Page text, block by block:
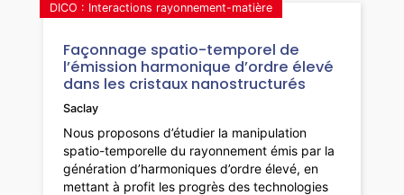
Façonnage spatio-temporel de
l’émission harmonique d’ordre élevé
dans les cristaux nanostructurés
DICO : Interactions rayonnement-matière
Saclay
Nous proposons d’étudier la manipulation
spatio-temporelle du rayonnement émis par la
génération d’harmoniques d’ordre élevé, en
mettant à profit les progrès des technologies